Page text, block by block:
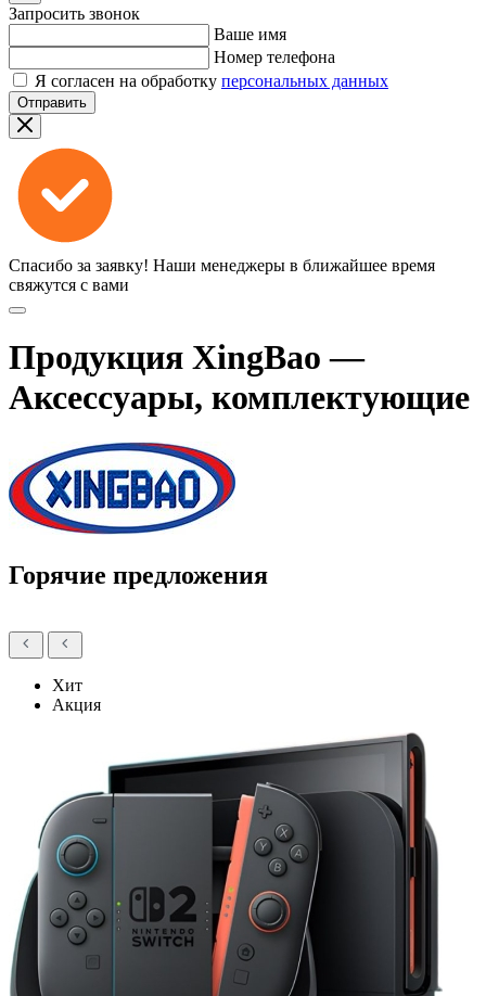
Запросить звонок
Ваше имя
Номер телефона
Я согласен на обработку персональных данных
Отправить
Спасибо за заявку! Наши менеджеры в ближайшее время
свяжутся с вами
Продукция XingBao —
Аксессуары, комплектующие
Горячие предложения
Хит
Акция